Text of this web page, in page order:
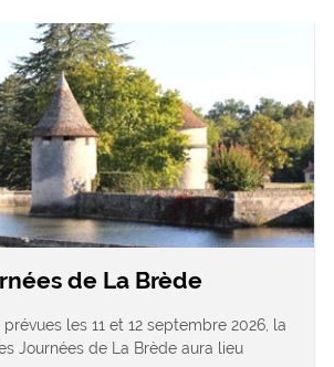
de La Brède
prévues les 11 et 12 septembre 2026, la
Journées de La Brède aura lieu